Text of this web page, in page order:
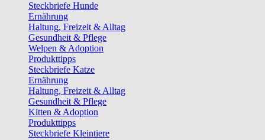
Steckbriefe Hunde
Ernährung
Haltung, Freizeit & Alltag
Gesundheit & Pflege
Welpen & Adoption
Produkttipps
Steckbriefe Katze
Ernährung
Haltung, Freizeit & Alltag
Gesundheit & Pflege
Kitten & Adoption
Produkttipps
Steckbriefe Kleintiere